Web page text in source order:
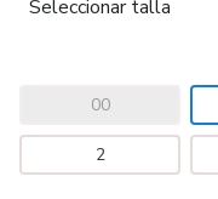
Seleccionar talla
00
2